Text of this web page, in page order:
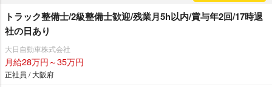
トラック整備士/2級整備士歓迎/残業月5h以内/賞与年2回/17時退
社の日あり
大日自動車株式会社
月給28万円～35万円
正社員 / 大阪府